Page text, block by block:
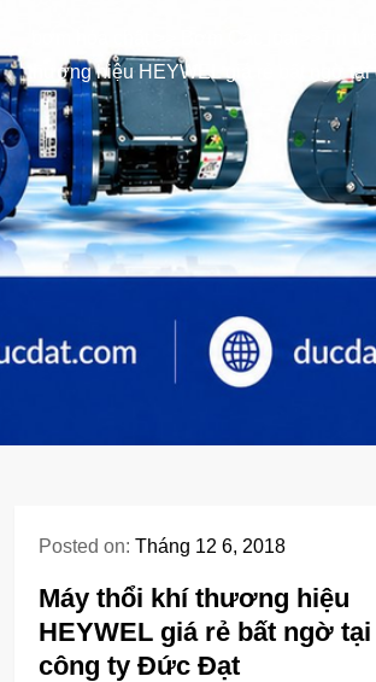
thương hiệu HEYWEL giá rẻ bất ngờ
Posted on: Tháng 12 6, 2018
Máy thổi khí thương hiệu
HEYWEL giá rẻ bất ngờ tại
công ty Đức Đạt